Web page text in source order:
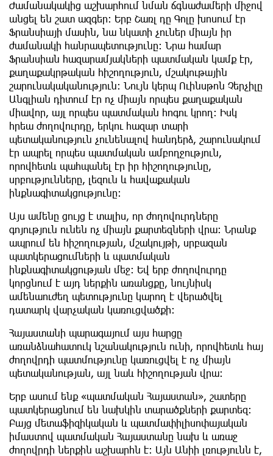
Ժամանակակից աշխարհում նման ճգնաժամերի միջով
անցել են շատ ազգեր։ Երբ Շառլ դը Գոլը խոսում էր
Ֆրանսիայի մասին, նա նկատի չուներ միայն իր
ժամանակի հանրապետությունը։ Նրա համար
Ֆրանսիան հազարամյակների պատմական կամք էր,
քաղաքակրթական հիշողություն, մշակութային
շարունակականություն։ Նույն կերպ Ուինսթոն Չերչիլը
Անգլիան դիտում էր ոչ միայն որպես քաղաքական
միավոր, այլ որպես պատմական հոգու կրող։ Իսկ
հրեա ժողովուրդը, երկու հազար տարի
պետականություն չունենալով հանդերձ, շարունակում
էր ապրել որպես պատմական ամբողջություն,
որովհետև պահպանել էր իր հիշողությունը,
սրբությունները, լեզուն և հավաքական
ինքնագիտակցությունը։
Այս ամենը ցույց է տալիս, որ ժողովուրդները
գոյություն ունեն ոչ միայն քարտեզների վրա։ Նրանք
ապրում են հիշողության, մշակույթի, սրբազան
պատկերացումների և պատմական
ինքնագիտակցության մեջ։ Եվ երբ ժողովուրդը
կորցնում է այդ ներքին առանցքը, նույնիսկ
ամենաուժեղ պետությունը կարող է վերածվել
դատարկ վարչական կառուցվածքի։
Հայաստանի պարագայում այս հարցը
առանձնահատուկ նշանակություն ունի, որովհետև հայ
ժողովրդի պատմությունը կառուցվել է ոչ միայն
պետականության, այլ նաև հիշողության վրա։
Երբ ասում ենք «պատմական Հայաստան», շատերը
պատկերացնում են նախկին տարածքների քարտեզ։
Բայց մետաֆիզիկական և պատմափիլիսոփայական
իմաստով պատմական Հայաստանը նախ և առաջ
ժողովրդի ներքին աշխարհն է։ Այն Անիի լռությունն է,